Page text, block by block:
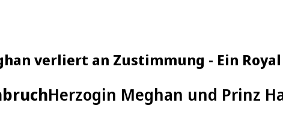
verliert an Zustimmung - Ein
Herzogin Meghan und Prinz